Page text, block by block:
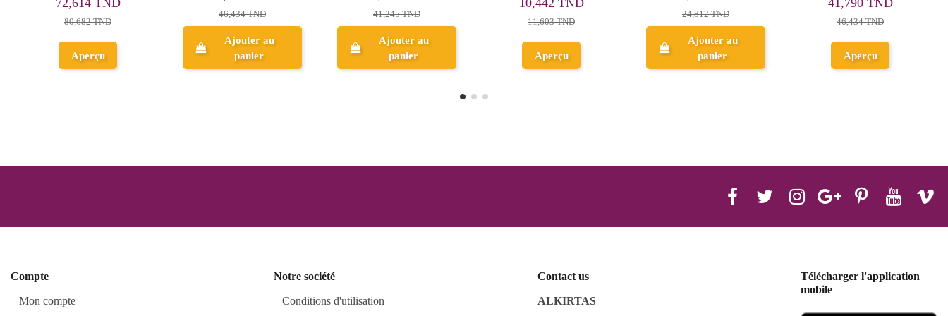
46,434 TND
46,434 TND
Ajouter au
panier
41,888 TND
Ajouter au
panier
Ajouter au
panier
8,592 TND
Ajouter au
panier
Ajouter au
panier
Compte
Mon compte
Notre société
Conditions d'utilisation
Contact us
ALKIRTAS
Télécharger l'application
mobile